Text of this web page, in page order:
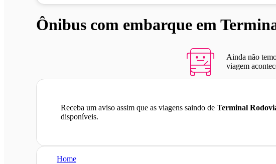
Ônibus com embarque em
Ainda não
viagem
Receba um aviso assim que as viagens saindo de Terminal
disponíveis.
Home